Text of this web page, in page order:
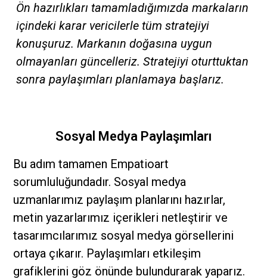
Ön hazırlıkları tamamladığımızda markaların
içindeki karar vericilerle tüm stratejiyi
konuşuruz. Markanın doğasına uygun
olmayanları güncelleriz. Stratejiyi oturttuktan
sonra paylaşımları planlamaya başlarız.
Sosyal Medya Paylaşımları
Bu adım tamamen Empatioart
sorumluluğundadır. Sosyal medya
uzmanlarımız paylaşım planlarını hazırlar,
metin yazarlarımız içerikleri netleştirir ve
tasarımcılarımız sosyal medya görsellerini
ortaya çıkarır. Paylaşımları etkileşim
grafiklerini göz önünde bulundurarak yaparız.